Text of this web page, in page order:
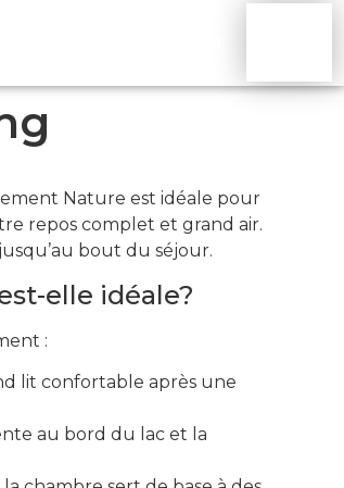
Nature est idéale pour
repos complet et grand air.
bout du séjour.
elle idéale?
:
lit confortable après une
au bord du lac et la